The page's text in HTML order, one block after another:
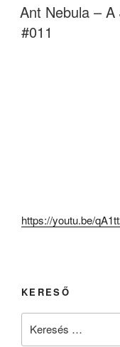
Ant Nebula –
#011
https://youtu.be/
KERESŐ